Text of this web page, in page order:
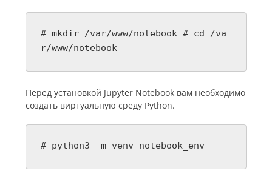
# mkdir /var/www/notebook # cd /va
r/www/notebook
Перед установкой Jupyter Notebook вам необходимо
создать виртуальную среду Python.
# python3 -m venv notebook_env